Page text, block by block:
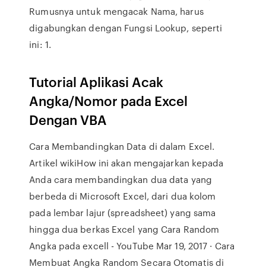
Rumusnya untuk mengacak Nama, harus
digabungkan dengan Fungsi Lookup, seperti
ini: 1.
Tutorial Aplikasi Acak
Angka/Nomor pada Excel
Dengan VBA
Cara Membandingkan Data di dalam Excel.
Artikel wikiHow ini akan mengajarkan kepada
Anda cara membandingkan dua data yang
berbeda di Microsoft Excel, dari dua kolom
pada lembar lajur (spreadsheet) yang sama
hingga dua berkas Excel yang Cara Random
Angka pada excell - YouTube Mar 19, 2017 · Cara
Membuat Angka Random Secara Otomatis di